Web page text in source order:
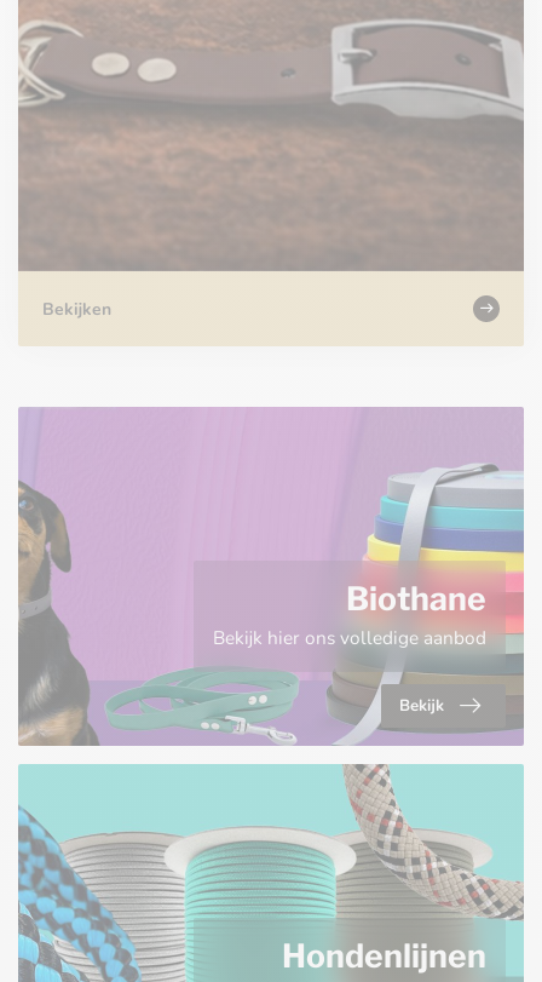
Bekijken
Biothane
Bekijk hier ons volledige aanbod
Bekijk
Hondenlijnen